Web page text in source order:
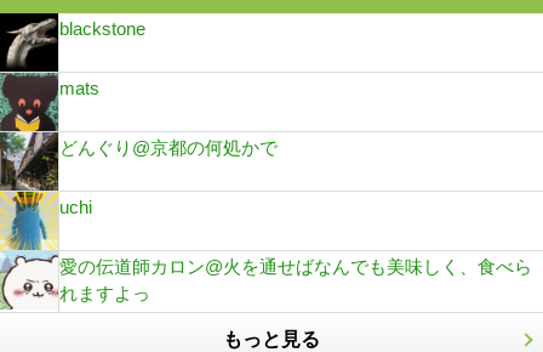
blackstone
mats
どんぐり@京都の何処かで
uchi
愛の伝道師カロン@火を通せばなんでも美味しく、食べら
れますよっ
もっと見る